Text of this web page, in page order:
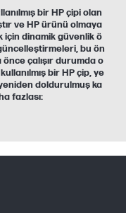
bir HP çipi olan
ve HP ürünü olmaya
için dinamik güvenlik ö
bu ön
çalışır durumda o
bir HP çip, ye
doldurulmuş ka
fazlası: